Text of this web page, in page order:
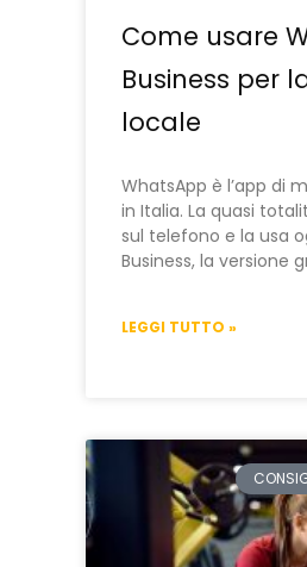
Come usare
Business per
locale
WhatsApp è l’app di
in Italia. La quasi
sul telefono e la usa
Business, la versione
LEGGI TUTTO »